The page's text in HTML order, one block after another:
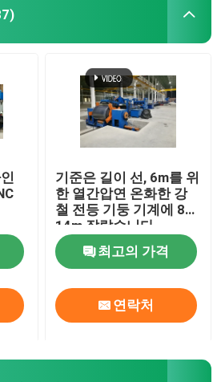
기준은 길이 선, 6m를 위
한 열간압연 온화한 강
철 전등 기둥 기계에 8m
14m 잘랐습니다
최고의 가격
연락처